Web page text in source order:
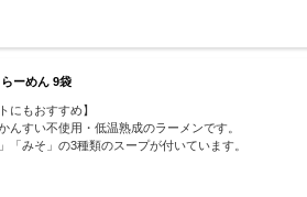
ーめん 9袋
にもおすすめ】
んすい不使用・低温熟成のラーメンです。
「みそ」の3種類のスープが付いています。